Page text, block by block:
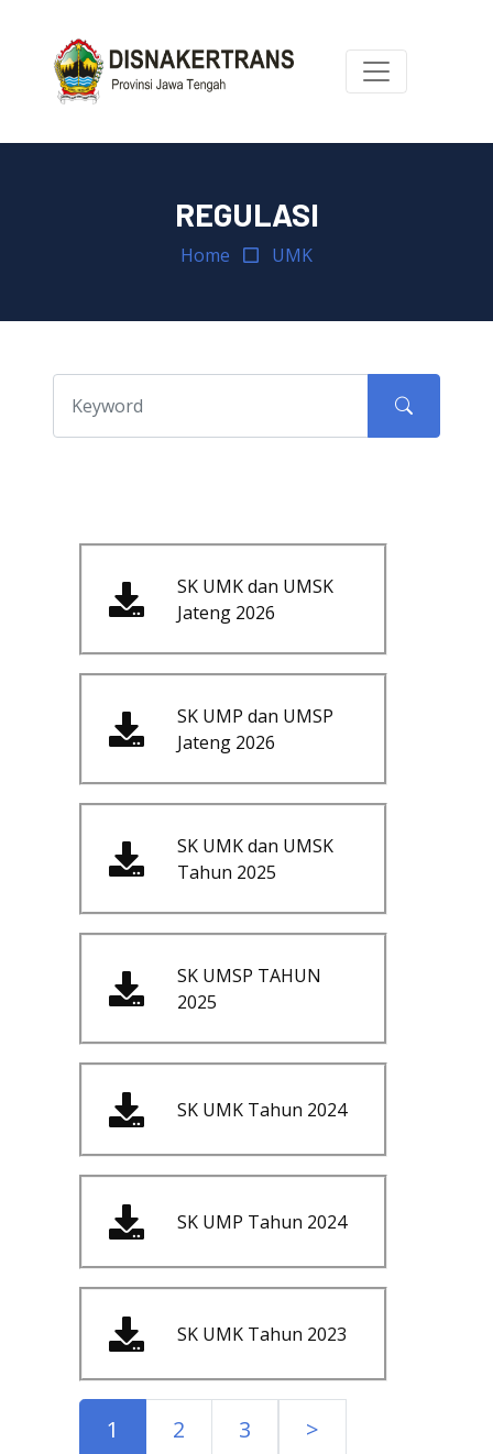
REGULASI
Home UMK
SK UMK dan UMSK
Jateng 2026
SK UMP dan UMSP
Jateng 2026
SK UMK dan UMSK
Tahun 2025
SK UMSP TAHUN
2025
SK UMK Tahun 2024
SK UMP Tahun 2024
SK UMK Tahun 2023
1 2 3 >